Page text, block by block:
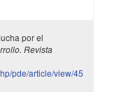
por el
Revista
pde/article/view/45